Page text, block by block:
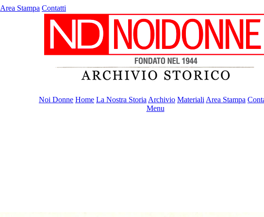
Area Stampa Contatti
Noi Donne Home La Nostra Storia Archivio Materiali Area Stampa
Menu